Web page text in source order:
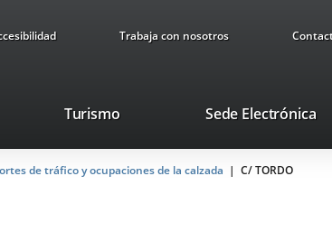
Trabaja con nosotros
TurismoEste
se
abrirá
Sede Electrónica
de tráfico y ocupaciones de la calzada C/ TORDO